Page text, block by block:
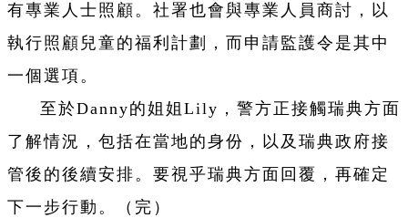
有專業人士照顧。社署也會與專業人員商討，以
執行照顧兒童的福利計劃，而申請監護令是其中
一個選項。
至於Danny的姐姐Lily，警方正接觸瑞典方面
了解情況，包括在當地的身份，以及瑞典政府接
管後的後續安排。要視乎瑞典方面回覆，再確定
下一步行動。（完）